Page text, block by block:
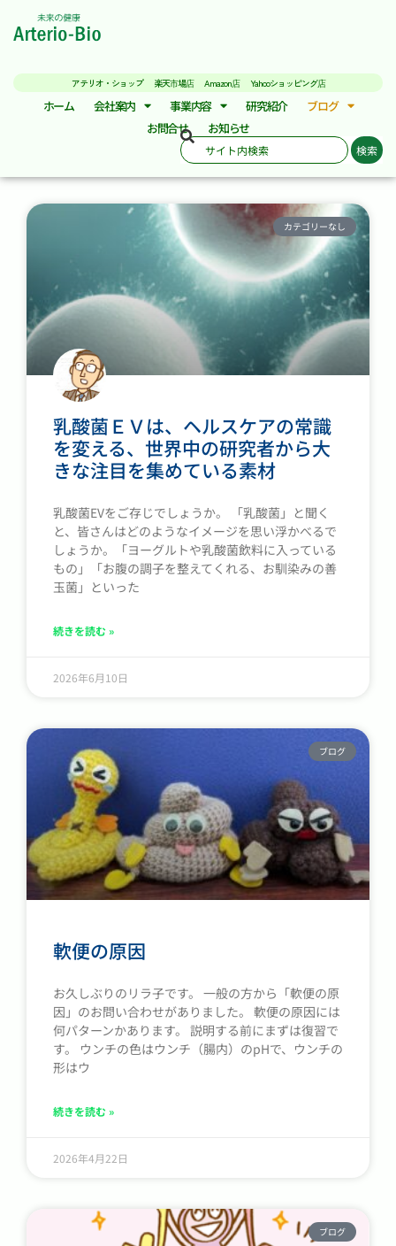
アテリオ・ショップ 楽天市場店 Amazon店 Yahooショッピング店
ホーム 会社案内 事業内容 研究紹介
ブログ
お問合せ
お知らせ
検索
カテゴリーなし
乳酸菌ＥＶは、ヘルスケアの常識
を変える、世界中の研究者から大
きな注目を集めている素材
乳酸菌EVをご存じでしょうか。 「乳酸菌」と聞く
と、皆さんはどのようなイメージを思い浮かべるで
しょうか。「ヨーグルトや乳酸菌飲料に入っている
もの」「お腹の調子を整えてくれる、お馴染みの善
玉菌」といった
続きを読む »
2026年6月10日
ブログ
軟便の原因
お久しぶりのリラ子です。 一般の方から「軟便の原
因」のお問い合わせがありました。 軟便の原因には
何パターンかあります。 説明する前にまずは復習で
す。 ウンチの色はウンチ（腸内）のpHで、ウンチの
形はウ
続きを読む »
2026年4月22日
ブログ